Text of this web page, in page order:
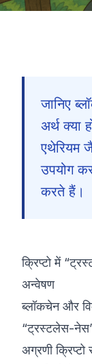
©2026 8200
जानिए
अर्थ क्या
एथेरियम
उपयोग
करते हैं।
क्रिप्टो में
अन्वेषण
ब्लॉकचेन और
“ट्रस्टलेस-
अग्रणी